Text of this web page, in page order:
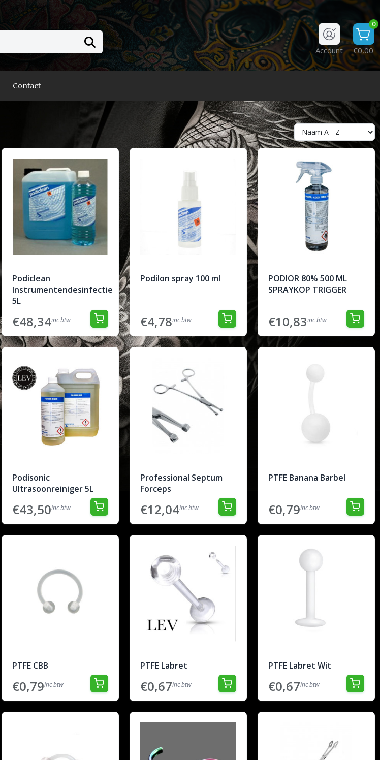
0
€0,00
Account
Contact
Podiclean
Instrumentendesinfectie
5L
€48,34inc btw
Podilon spray 100 ml
€4,78inc btw
PODIOR 80% 500 ML
SPRAYKOP TRIGGER
€10,83inc btw
Podisonic
Ultrasoonreiniger 5L
€43,50inc btw
Professional Septum
Forceps
€12,04inc btw
PTFE Banana Barbel
€0,79inc btw
PTFE CBB
€0,79inc btw
PTFE Labret
€0,67inc btw
PTFE Labret Wit
€0,67inc btw